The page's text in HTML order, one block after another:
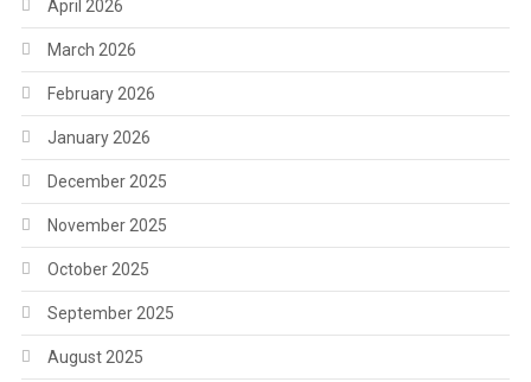
April 2026
March 2026
February 2026
January 2026
December 2025
November 2025
October 2025
September 2025
August 2025